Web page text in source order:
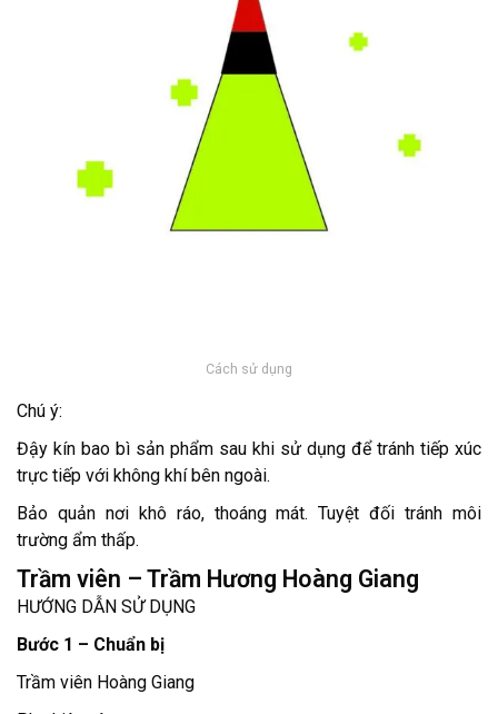
Cách sử dụng
Chú ý:
Đậy kín bao bì sản phẩm sau khi sử dụng để tránh tiếp xúc
trực tiếp với không khí bên ngoài.
Bảo quản nơi khô ráo, thoáng mát. Tuyệt đối tránh môi
trường ẩm thấp.
Trầm viên – Trầm Hương Hoàng Giang
HƯỚNG DẪN SỬ DỤNG
Bước 1 – Chuẩn bị
Trầm viên Hoàng Giang